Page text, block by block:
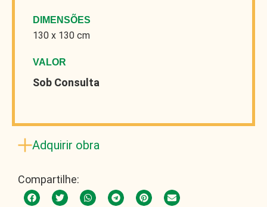
DIMENSÕES
130 x 130 cm
VALOR
Sob Consulta
Adquirir obra
Compartilhe: